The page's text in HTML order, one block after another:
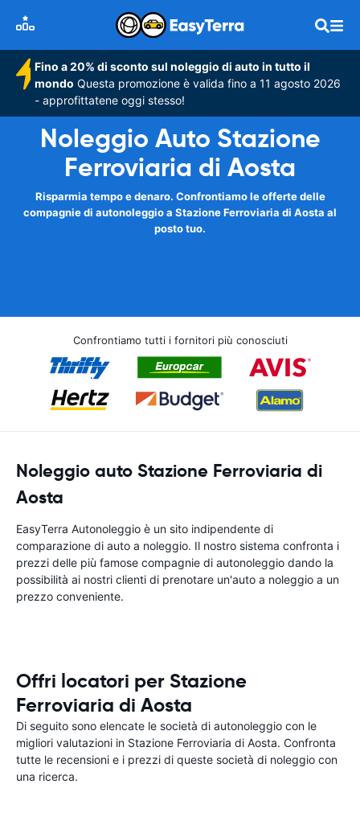
Fino a 20% di sconto sul noleggio di auto in tutto il
mondo Questa promozione è valida fino a 11 agosto 2026
- approfittatene oggi stesso!
Noleggio Auto Stazione
Ferroviaria di Aosta
Risparmia tempo e denaro. Confrontiamo le offerte delle
compagnie di autonoleggio a Stazione Ferroviaria di Aosta al
posto tuo.
Confrontiamo tutti i fornitori più conosciuti
Noleggio auto Stazione Ferroviaria di
Aosta
EasyTerra Autonoleggio è un sito indipendente di
comparazione di auto a noleggio. Il nostro sistema confronta i
prezzi delle più famose compagnie di autonoleggio dando la
possibilità ai nostri clienti di prenotare un'auto a noleggio a un
prezzo conveniente.
Offri locatori per Stazione
Ferroviaria di Aosta
Di seguito sono elencate le società di autonoleggio con le
migliori valutazioni in Stazione Ferroviaria di Aosta. Confronta
tutte le recensioni e i prezzi di queste società di noleggio con
una ricerca.